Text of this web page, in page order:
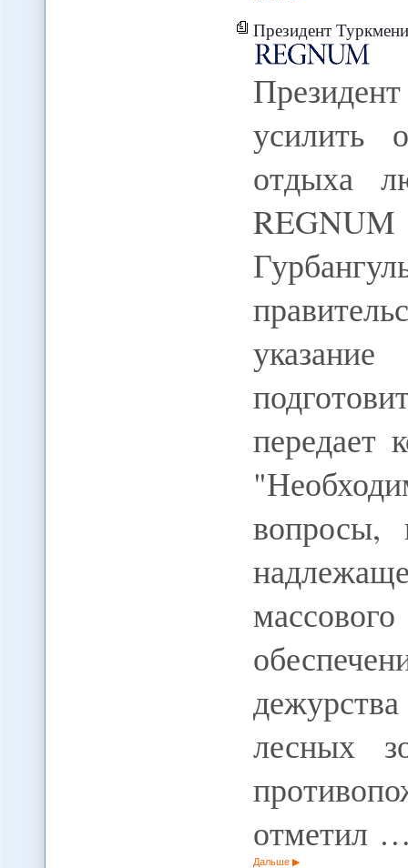
Президент Туркмении
усилить
отдыха
передает
вопросы,
лесных
отметил
Дальше